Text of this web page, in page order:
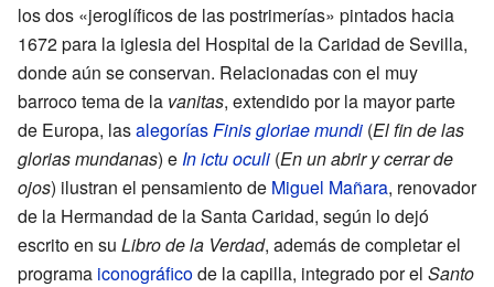
los dos «jeroglíficos de las postrimerías» pintados hacia
1672 para la iglesia del Hospital de la Caridad de Sevilla,
donde aún se conservan. Relacionadas con el muy
barroco tema de la vanitas, extendido por la mayor parte
de Europa, lasalegorías Finis gloriae mundi (El fin de las
glorias mundanas) e In ictu oculi (En un abrir y cerrar de
ojos) ilustran el pensamiento de Miguel Mañara, renovador
de la Hermandad de la Santa Caridad, según lo dejó
escrito en su Libro de la Verdad, además de completar el
programa iconográficode la capilla, integrado por el Santo